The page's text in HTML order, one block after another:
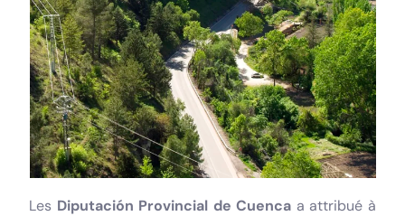
Les Diputación Provincial de Cuenca a attribué à
Travailler chez CPS
Contact
Français